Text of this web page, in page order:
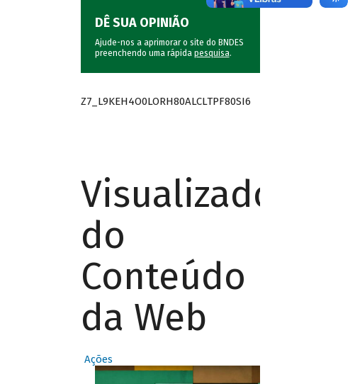
DÊ SUA OPINIÃO
Ajude-nos a aprimorar o site do BNDES
preenchendo uma rápida pesquisa.
Z7_L9KEH4O0LORH80ALCLTPF80SI6
Visualizador
do
Conteúdo
da Web
Ações